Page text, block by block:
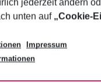
ändern
jederzeit ändern
unten auf „Cookie-
Impressum